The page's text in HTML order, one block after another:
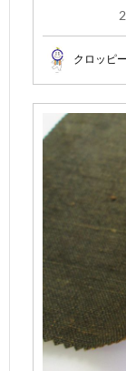
クロッピー